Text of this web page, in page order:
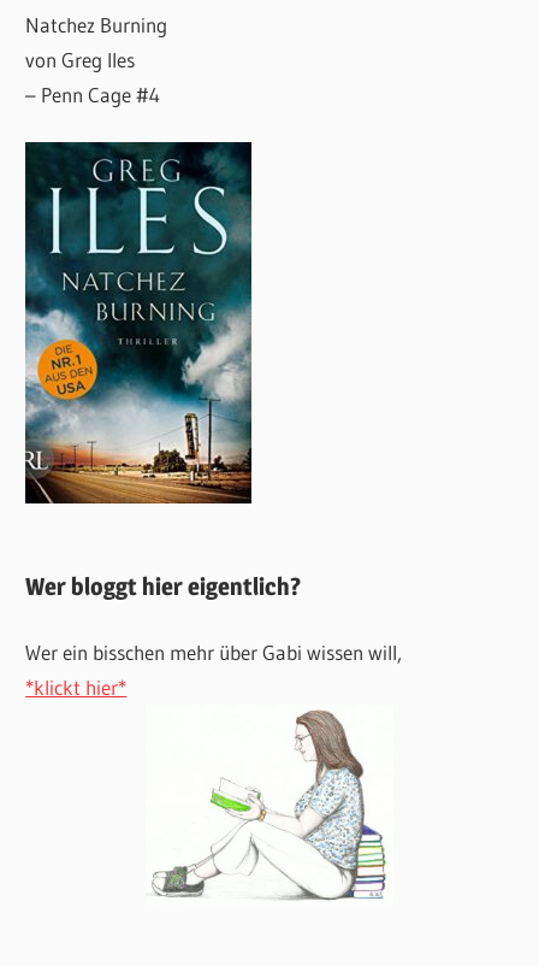
Natchez Burning
von Greg Iles
– Penn Cage #4
Wer bloggt hier eigentlich?
Wer ein bisschen mehr über Gabi wissen will,
*klickt hier*